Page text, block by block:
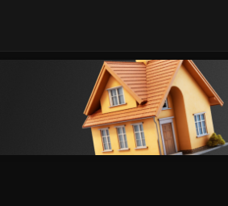
Насколько
на Куйбышева
Екатеринбурге?
22.03.2024
аварийное состояние